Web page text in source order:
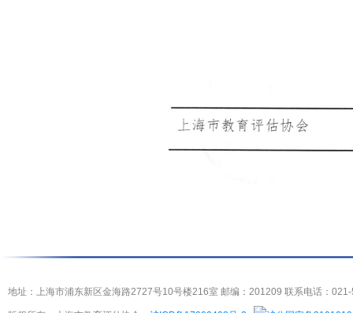
地址：上海市浦东新区金海路2727号10号楼216室 邮编：201209 联系电话：